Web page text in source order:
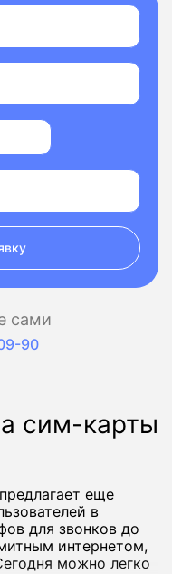
сами
90
сим-карты
еще
в
для звонков до
интернетом,
можно легко